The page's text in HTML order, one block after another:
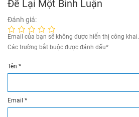
Để Lại Một Bình Luận
Đánh giá:
Email của bạn sẽ không được hiển thị công khai.
Các trường bắt buộc được đánh dấu*
Tên *
Email *